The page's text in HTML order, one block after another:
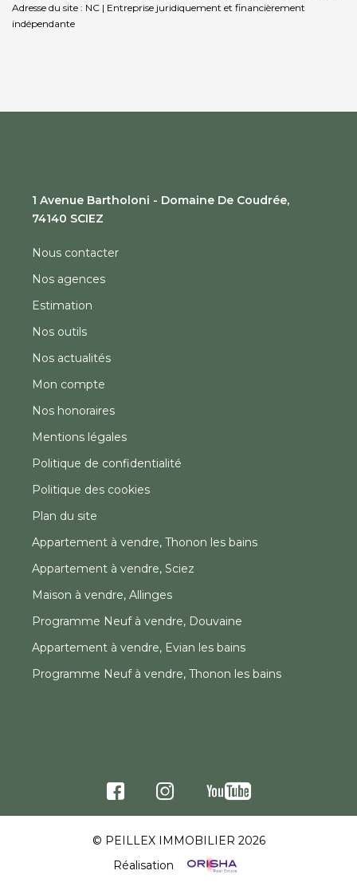
Adresse du site : NC | Entreprise juridiquement et financièrement
indépendante
1 Avenue Bartholoni - Domaine De Coudrée,
74140 SCIEZ
Nous contacter
Nos agences
Estimation
Nos outils
Nos actualités
Mon compte
Nos honoraires
Mentions légales
Politique de confidentialité
Politique des cookies
Plan du site
Appartement à vendre, Thonon les bains
Appartement à vendre, Sciez
Maison à vendre, Allinges
Programme Neuf à vendre, Douvaine
Appartement à vendre, Evian les bains
Programme Neuf à vendre, Thonon les bains
© PEILLEX IMMOBILIER 2026
Réalisation